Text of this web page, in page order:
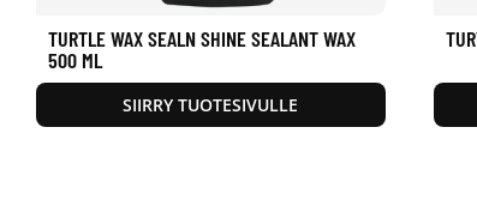
TURTLE WAX SEALN SHINE SEALANT WAX
500 ML
SIIRRY TUOTESIVULLE